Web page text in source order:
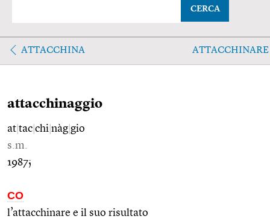
CERCA
ATTACCHINA ATTACCHINARE
attacchinaggio
at tac chi nàg gio
s.m.
1987;
CO
l’attacchinare e il suo risultato